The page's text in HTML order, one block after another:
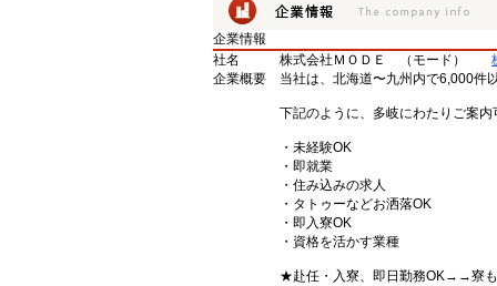
企業情報
社名
株式会社ＭＯＤＥ （モード）
企業概要
当社は、北海道〜九州内で6,000件
下記のように、多岐にわたりご案
・未経験OK
・即就業
・住み込みの求人
・タトゥーなどお洒落OK
・即入寮OK
・資格を活かす業種
★赴任・入寮、即日勤務OK→→寮